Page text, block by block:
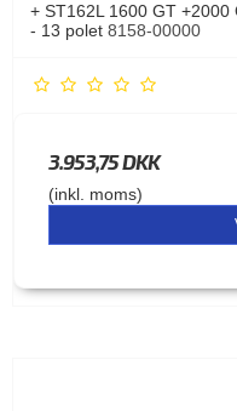
+ ST162L 1600 GT
- 13 polet 8158-00000
3.953,75 DKK
(inkl. moms)